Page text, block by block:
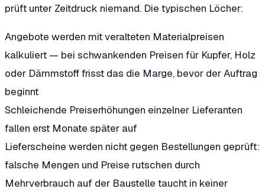
prüft unter Zeitdruck niemand. Die typischen Löcher:
Angebote werden mit veralteten Materialpreisen
kalkuliert — bei schwankenden Preisen für Kupfer, Holz
oder Dämmstoff frisst das die Marge, bevor der Auftrag
beginnt
Schleichende Preiserhöhungen einzelner Lieferanten
fallen erst Monate später auf
Lieferscheine werden nicht gegen Bestellungen geprüft:
falsche Mengen und Preise rutschen durch
Mehrverbrauch auf der Baustelle taucht in keiner